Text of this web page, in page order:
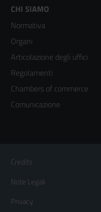
Footer
menù
colonna
3
CHI SIAMO
Normativa
Organi
Articolazione degli uffici
Regolamenti
Chambers of commerce
Comunicazione
Footer
Menù
orizzontale
Credits
Note Legali
Privacy